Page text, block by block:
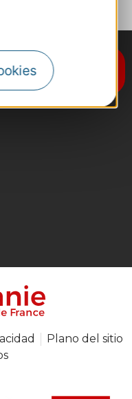
de noticias
Plano del sitio